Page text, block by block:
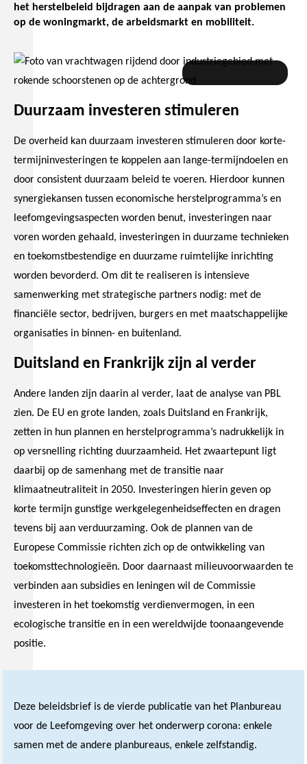
het herstelbeleid bijdragen aan de aanpak van problemen
op de woningmarkt, de arbeidsmarkt en mobiliteit.
Duurzaam investeren stimuleren
De overheid kan duurzaam investeren stimuleren door korte-
termijninvesteringen te koppelen aan lange-termijndoelen en
door consistent duurzaam beleid te voeren. Hierdoor kunnen
synergiekansen tussen economische herstelprogramma’s en
leefomgevingsaspecten worden benut, investeringen naar
voren worden gehaald, investeringen in duurzame technieken
en toekomstbestendige en duurzame ruimtelijke inrichting
worden bevorderd. Om dit te realiseren is intensieve
samenwerking met strategische partners nodig: met de
financiële sector, bedrijven, burgers en met maatschappelijke
organisaties in binnen- en buitenland.
Duitsland en Frankrijk zijn al verder
Andere landen zijn daarin al verder, laat de analyse van PBL
zien. De EU en grote landen, zoals Duitsland en Frankrijk,
zetten in hun plannen en herstelprogramma’s nadrukkelijk in
op versnelling richting duurzaamheid. Het zwaartepunt ligt
daarbij op de samenhang met de transitie naar
klimaatneutraliteit in 2050. Investeringen hierin geven op
korte termijn gunstige werkgelegenheidseffecten en dragen
tevens bij aan verduurzaming. Ook de plannen van de
Europese Commissie richten zich op de ontwikkeling van
toekomsttechnologieën. Door daarnaast milieuvoorwaarden te
verbinden aan subsidies en leningen wil de Commissie
investeren in het toekomstig verdienvermogen, in een
ecologische transitie en in een wereldwijde toonaangevende
positie.
Deze beleidsbrief is de vierde publicatie van het Planbureau
voor de Leefomgeving over het onderwerp corona: enkele
samen met de andere planbureaus, enkele zelfstandig.